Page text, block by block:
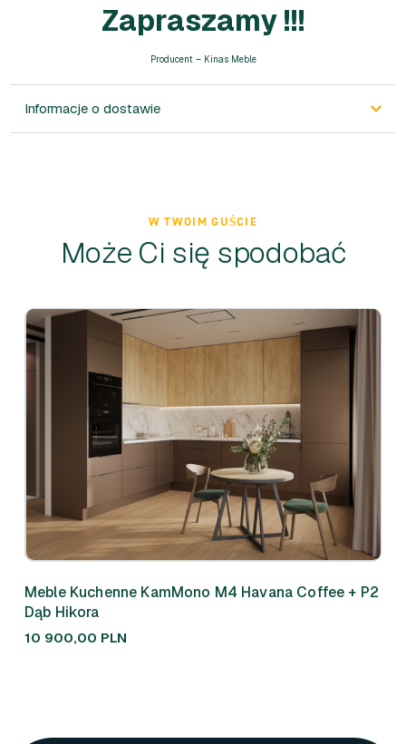
Zapraszamy !!!
Producent – Kinas Meble
Informacje o dostawie
W TWOIM GUŚCIE
Może Ci się spodobać
Meble Kuchenne KamMono M4 Havana Coffee + P2
Dąb Hikora
10 900,00 PLN